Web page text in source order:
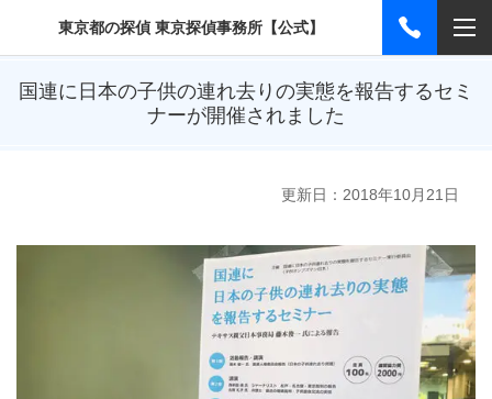
東京都の探偵 東京探偵事務所【公式】
国連に日本の子供の連れ去りの実態を報告するセミ
ナーが開催されました
更新日：2018年10月21日